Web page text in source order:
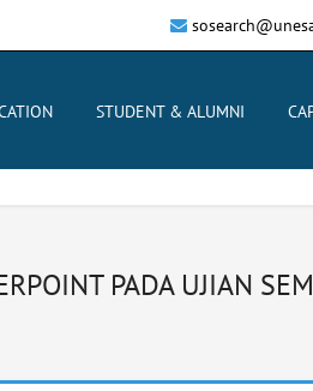
STUDENT & ALUMNI
PADA UJIAN